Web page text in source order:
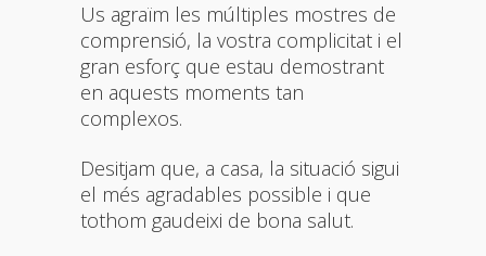
Us agraïm les múltiples mostres de
comprensió, la vostra complicitat i el
gran esforç que estau demostrant
en aquests moments tan
complexos.
Desitjam que, a casa, la situació sigui
el més agradables possible i que
tothom gaudeixi de bona salut.